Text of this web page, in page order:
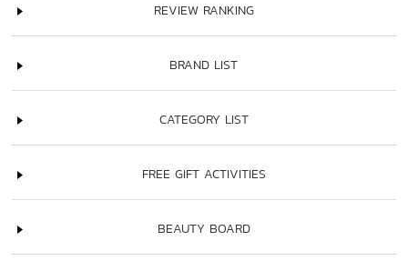
REVIEW RANKING
BRAND LIST
CATEGORY LIST
FREE GIFT ACTIVITIES
BEAUTY BOARD